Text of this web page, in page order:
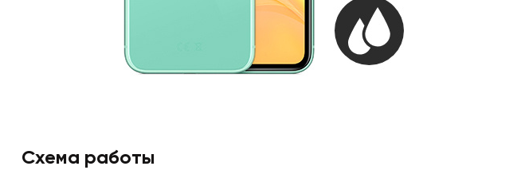
Схема работы